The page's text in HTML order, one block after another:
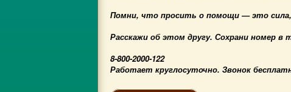
Помни, что просить о помощи — это сила,
Расскажи об этом другу. Сохрани номер в
8-800-2000-122
Работает круглосуточно. Звонок